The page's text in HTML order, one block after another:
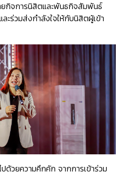
กิจการนิสิตและพันธกิจสัมพันธ์
ละร่วมส่งกำลังใจให้กับนิสิตผู้เข้า
ปด้วยความคึกคัก จากการเข้าร่วม